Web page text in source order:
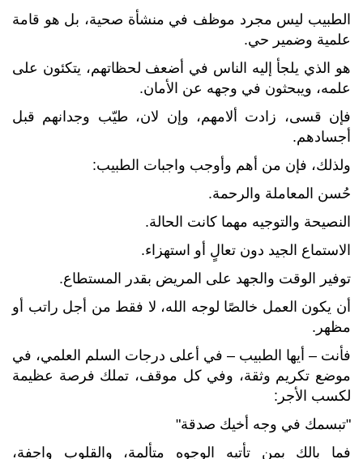
الطبيب ليس مجرد موظف في منشأة صحية، بل هو قامة
علمية وضمير حي.
هو الذي يلجأ إليه الناس في أضعف لحظاتهم، يتكئون على
علمه، ويبحثون في وجهه عن الأمان.
فإن قسى، زادت ألامهم، وإن لان، طيّب وجدانهم قبل
أجسادهم.
ولذلك، فإن من أهم وأوجب واجبات الطبيب:
حُسن المعاملة والرحمة.
النصيحة والتوجيه مهما كانت الحالة.
الاستماع الجيد دون تعالٍ أو استهزاء.
توفير الوقت والجهد على المريض بقدر المستطاع.
أن يكون العمل خالصًا لوجه الله، لا فقط من أجل راتب أو
مظهر.
فأنت – أيها الطبيب – في أعلى درجات السلم العلمي، في
موضع تكريم وثقة، وفي كل موقف، تملك فرصة عظيمة
لكسب الأجر:
"تبسمك في وجه أخيك صدقة"
فما بالك بمن تأتيه الوجوه متألمة، والقلوب واجفة،